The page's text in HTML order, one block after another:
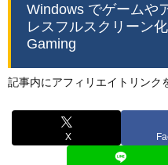
Windows でゲームや
レスフルスクリーン
Gaming
記事内にアフィリエイトリンク
X